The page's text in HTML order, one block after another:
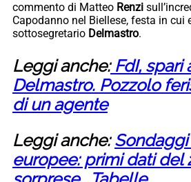
commento di Matteo Renzi
Capodanno nel Biellese, festa in cui
sottosegretario Delmastro.
Leggi anche:FdI, spari
Delmastro. Pozzolo
di un agente
Leggi anche:
europee: primi dati del